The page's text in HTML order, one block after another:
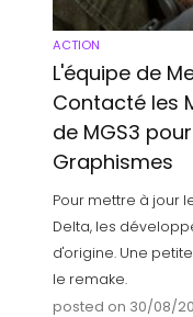
ACTION
L'équipe de
Contacté les
de MGS3
Graphismes
Pour mettre à jour
Delta, les
d'origine. Une
le remake.
posted on 30/08/